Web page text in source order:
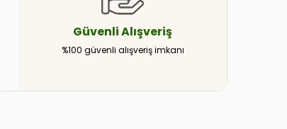
GüvenliAlışveriş
%100 güvenli alışveriş imkanı